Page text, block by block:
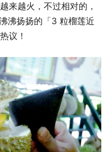
来越火，不过相对的，
沸扬扬的「3 粒榴莲近
议！